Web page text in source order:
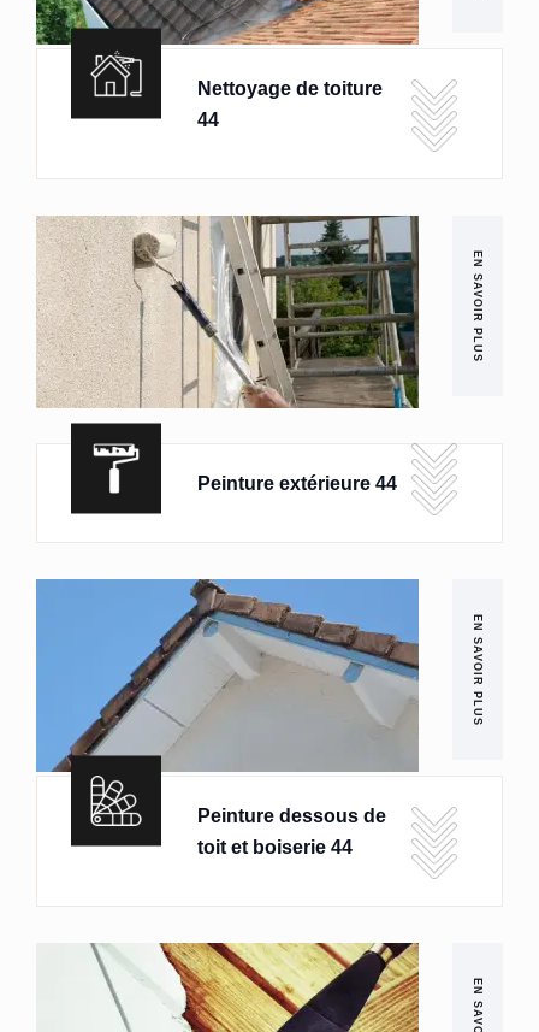
Nettoyage de toiture
44
EN SAVOIR PLUS
Peinture extérieure 44
EN SAVOIR PLUS
Peinture dessous de
toit et boiserie 44